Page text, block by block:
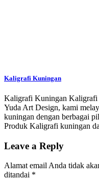
Kaligrafi Kuningan
Kaligrafi Kuningan Kaligrafi
Yuda Art Design, kami
kuningan dengan berbagai
Produk Kaligrafi kuningan
Leave a Reply
Alamat email Anda tidak
ditandai *